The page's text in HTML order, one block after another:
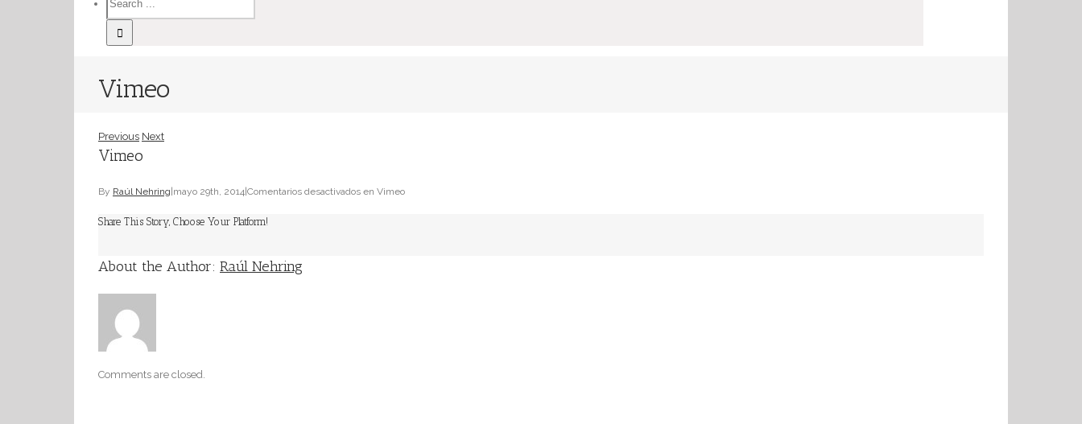
Vimeo
Previous Next
Vimeo
By Raúl Nehring mayo 29th, 2014 Comentarios desactivados en Vimeo
Share This Story, Choose Your Platform!
About the Author: Raúl Nehring
Comments are closed.